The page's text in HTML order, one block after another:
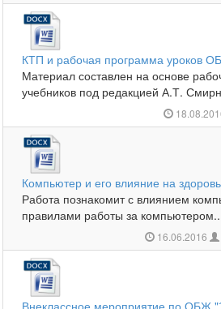
КТП и рабочая программа уроков
Материал составлен на основе
учебников под редакцией А.Т.
Компьютер и его влияние на
Работа познакомит с влиянием
правилами работы за
16.06.2016